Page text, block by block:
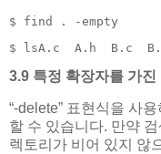
$ find . -empty
$ lsA.c  A.h  B.c
3.9 특정 확장자를 가진
“-delete” 표현식을 사
할 수 있습니다. 만약
렉토리가 비어 있지 않